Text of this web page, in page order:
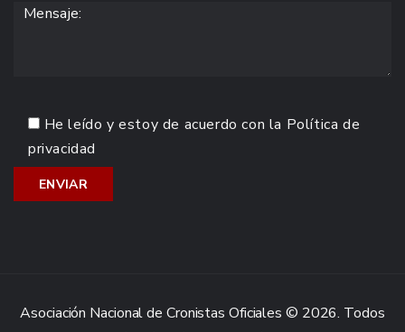
He leído y estoy de acuerdo con la Política de
privacidad
Asociación Nacional de Cronistas Oficiales © 2026. Todos